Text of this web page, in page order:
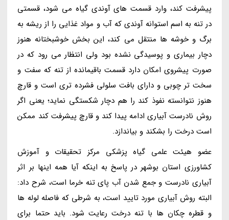
پیشرفت کند، وارد قسمت های آوندی گیاه می شود، قسمتی
در تنه به اسم استوانه آوندی که آب و مواد غذایی را از ریشه به
برگ و خوشه ها منتقل می کند، این بخش خوشبختانه هنوز
دچار بیماری و پوسیدگی نشده بود ولی انتظار می رود که در
صورت پیشروی امکان دارد قسمت باقیمانده از تنه که سفت و
سخت تر چوبی و دارای بافت سلولی فشرده تری است و قارچ
هنوز نتوانسته نفوذ کند را هم دچار شکستگی نماید؛ یعنی اگر
روش نادرست آبیاری ادامه پیدا کند و قارچ پیشرفت کند ممکن
است درخت را بشکند و بیاندازد.
عضو هیئت علمی گیاه پزشکی مرکز تحقیقات و آموزش
کشاورزی استان بوشهر در پاسخ به اینکه آیا همه اینها بر اثر
آبیاری نادرست و جمع شدن آب پای تنه خرما است، شرح داد:
البته روش آبیاری مورد تایید است، به شرطی که فاصله لوله ها
و قطره چکان ها با تنه درخت رعایت شود. باید حتما برای